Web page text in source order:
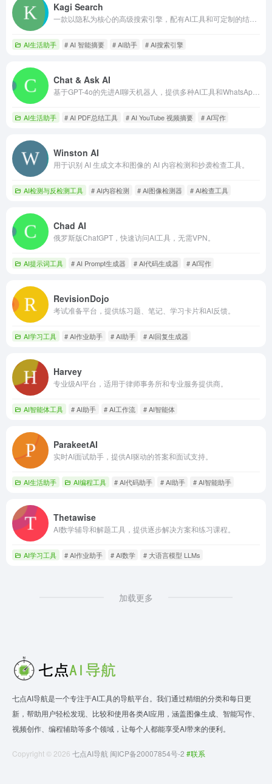
Kagi Search
AI生活助手 # AI 智能摘要 # AI助手 # AI搜索引擎
Chat & Ask AI
AI生活助手 # AI PDF总结工具 # AI YouTube 视频摘要 # AI写作
Winston AI
用于识别 AI 生成文本和图像的 AI 内容检测和抄袭检查工具。
AI检测与反检测工具 # AI内容检测 # AI图像检测器 # AI检查工具
Chad AI
俄罗斯版ChatGPT，快速访问AI工具，无需VPN。
AI提示词工具 # AI Prompt生成器 # AI代码生成器 # AI写作
RevisionDojo
考试准备平台，提供练习题、笔记、学习卡片和AI反馈。
AI学习工具 # AI作业助手 # AI助手 # AI回复生成器
Harvey
专业级AI平台，适用于律师事务所和专业服务提供商。
AI智能体工具 # AI助手 # AI工作流 # AI智能体
ParakeetAI
实时AI面试助手，提供AI驱动的答案和面试支持。
AI生活助手 AI编程工具 # AI代码助手 # AI助手 # AI智能助手
Thetawise
AI数学辅导和解题工具，提供逐步解决方案和练习课程。
AI学习工具 # AI作业助手 # AI数学 # 大语言模型 LLMs
加载更多
七点AI导航是一个专注于AI工具的导航平台。我们通过精细的分类和每日更
新，帮助用户轻松发现、比较和使用各类AI应用，涵盖图像生成、智能写作、
视频创作、编程辅助等多个领域，让每个人都能享受AI带来的便利。
Copyright © 2026 七点AI导航 闽ICP备20007854号-2 #联系